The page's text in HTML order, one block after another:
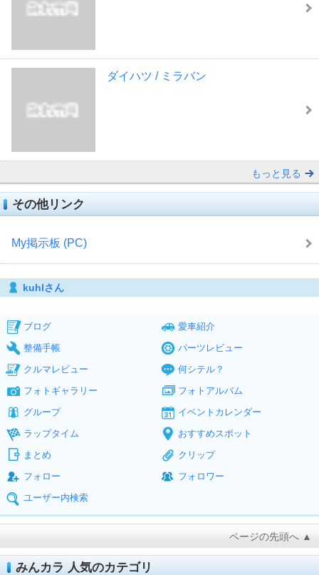
ダイハツ / ミラバン
もっと見る
その他リンク
My掲示板 (PC)
kuhlさん
ブログ
愛車紹介
整備手帳
パーツレビュー
クルマレビュー
何シテル？
フォトギャラリー
フォトアルバム
グループ
イベントカレンダー
ラップタイム
おすすめスポット
まとめ
クリップ
フォロー
フォロワー
ユーザー内検索
ページの先頭へ ▲
みんカラ 人気のカテゴリ